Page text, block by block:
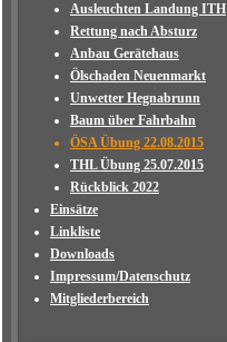
Ausleuchten Landung ITH
Rettung nach Absturz
Anbau Gerätehaus
Ölschaden Neuenmarkt
Unwetter Hegnabrunn
Baum über Fahrbahn
ÖSA Übung 22.08.2015
THL Übung 25.07.2015
Rückblick 2022
Einsätze
Linkliste
Downloads
Impressum/Datenschutz
Mitgliederbereich